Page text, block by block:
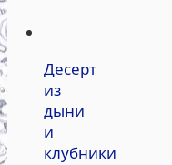
Десерт
из
дыни
и
клубники